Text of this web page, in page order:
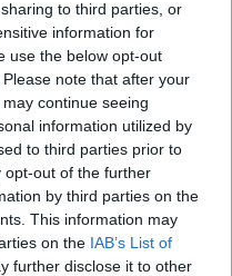
to third parties, or
information for
use the below opt-out
note that after your
continue seeing
information utilized by
to third parties prior to
opt-out of the further
by third parties on the
This information may
on the IAB’s List of
further disclose it to other
Silva, celebrou e agradeceu
quem gosta de futebol,
vi uma equipa a jogar à
Hoje quem ganha o jogo
Queria dedicar a
e a um grande
do Cluj enquanto